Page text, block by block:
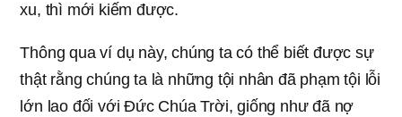
xu, thì mới kiếm được.
Thông qua ví dụ này, chúng ta có thể biết được sự
thật rằng chúng ta là những tội nhân đã phạm tội lỗi
lớn lao đối với Đức Chúa Trời, giống như đã nợ